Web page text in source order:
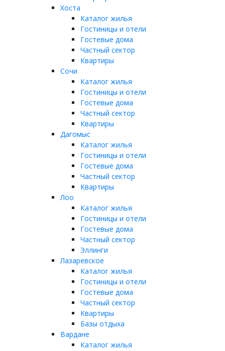
Хоста
Каталог жилья
Гостиницы и отели
Гостевые дома
Частный сектор
Квартиры
Сочи
Каталог жилья
Гостиницы и отели
Гостевые дома
Частный сектор
Квартиры
Дагомыс
Каталог жилья
Гостиницы и отели
Гостевые дома
Частный сектор
Квартиры
Лоо
Каталог жилья
Гостиницы и отели
Гостевые дома
Частный сектор
Эллинги
Лазаревское
Каталог жилья
Гостиницы и отели
Гостевые дома
Частный сектор
Квартиры
Базы отдыха
Вардане
Каталог жилья